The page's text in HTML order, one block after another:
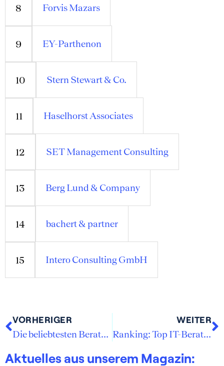
8 Forvis Mazars
9 EY-Parthenon
10 Stern Stewart & Co.
11 Haselhorst Associates
12 SET Management Consulting
13 Berg Lund & Company
14 bachert & partner
15 Intero Consulting GmbH
VORHERIGER
Die beliebtesten Beratungen auf SQUEAKER für das SoSe 26
WEITER
Ranking: Top IT-Beratungen für das SoSe 26
Aktuelles aus unserem Magazin: